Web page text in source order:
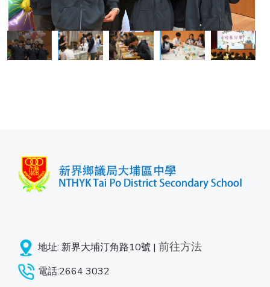
地址: 新界大埔汀角路10號 | 前往方法
電話:2664 3032